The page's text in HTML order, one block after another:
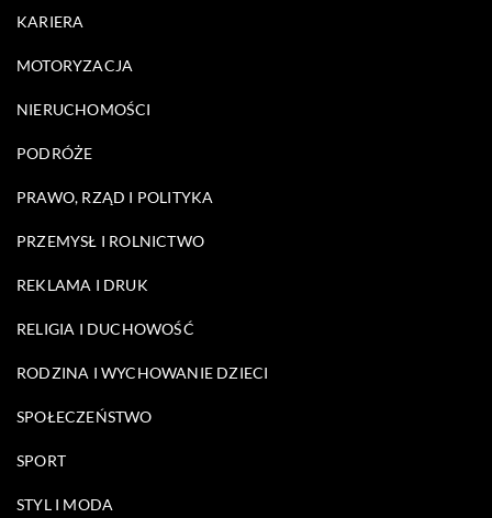
KARIERA
MOTORYZACJA
NIERUCHOMOŚCI
PODRÓŻE
PRAWO, RZĄD I POLITYKA
PRZEMYSŁ I ROLNICTWO
REKLAMA I DRUK
RELIGIA I DUCHOWOŚĆ
RODZINA I WYCHOWANIE DZIECI
SPOŁECZEŃSTWO
SPORT
STYL I MODA